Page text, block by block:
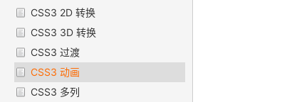
CSS3 2D 转换
CSS3 3D 转换
CSS3 过渡
CSS3 动画
CSS3 多列